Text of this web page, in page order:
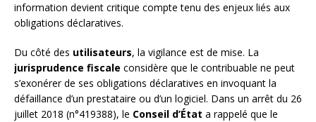
information devient critique compte tenu des enjeux liés aux
obligations déclaratives.
Du côté des utilisateurs, la vigilance est de mise. La
jurisprudence fiscale considère que le contribuable ne peut
s’exonérer de ses obligations déclaratives en invoquant la
défaillance d’un prestataire ou d’un logiciel. Dans un arrêt du 26
juillet 2018 (n°419388), le Conseil d’État a rappelé que le